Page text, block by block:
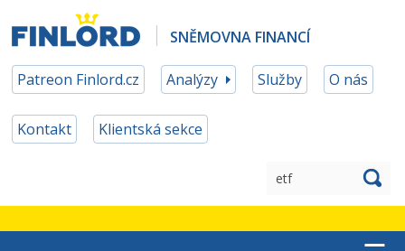
SNĚMOVNA FINANCÍ
Patreon Finlord.cz Analýzy Služby O nás
Kontakt Klientská sekce